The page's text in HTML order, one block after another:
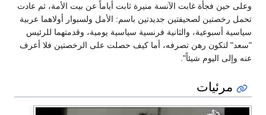
وعلى حين فجأة غابت الآنسة منيرة ثابت أياماً عن بيت الأمة، ثم عادت
تحمل رخصتين لصحيفتين جديدتين باسم: الأمل ولسبوار أولاهما عربية
سياسية أسبوعية، والثانية فرنسية سياسية يومية، وقدمتهما للرئيس
"سعد" لتكون رهن تصرفه، أما كيف حصلت على الرخصتين فلا أعرف
عنه وإلى اليوم شيئاً".
مرئيات